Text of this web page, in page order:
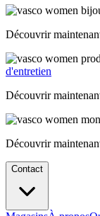
Découvrir
d'entretien
Découvrir
Découvrir
Contact